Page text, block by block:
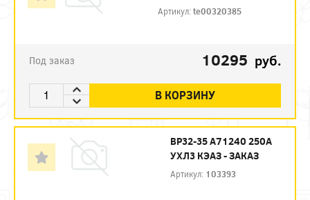
Артикул:te00320385
Под заказ 10295 руб.
В КОРЗИНУ
ВР32-35 А71240 250А
УХЛ3 КЭАЗ - ЗАКАЗ
Артикул: 103393